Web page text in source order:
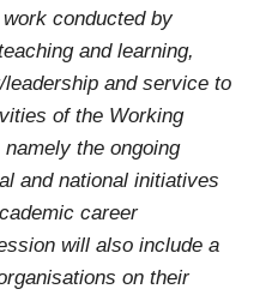
conducted by
and learning,
and service to
of the Working
the ongoing
and national initiatives
career
will also include a
on their